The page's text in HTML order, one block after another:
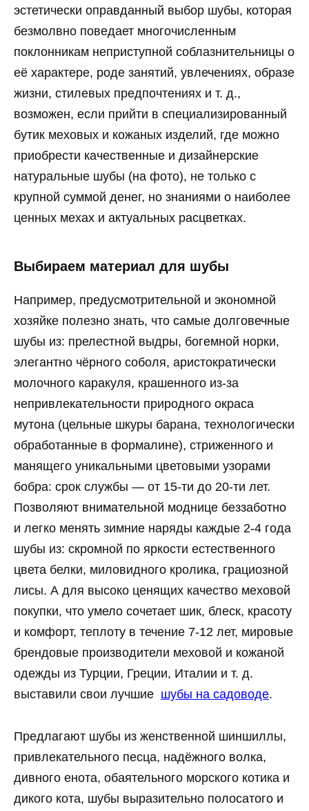
эстетически оправданный выбор шубы, которая
безмолвно поведает многочисленным
поклонникам неприступной соблазнительницы о
её характере, роде занятий, увлечениях, образе
жизни, стилевых предпочтениях и т. д.,
возможен, если прийти в специализированный
бутик меховых и кожаных изделий, где можно
приобрести качественные и дизайнерские
натуральные шубы (на фото), не только с
крупной суммой денег, но знаниями о наиболее
ценных мехах и актуальных расцветках.
Выбираем материал для шубы
Например, предусмотрительной и экономной
хозяйке полезно знать, что самые долговечные
шубы из: прелестной выдры, богемной норки,
элегантно чёрного соболя, аристократически
молочного каракуля, крашенного из-за
непривлекательности природного окраса
мутона (цельные шкуры барана, технологически
обработанные в формалине), стриженного и
манящего уникальными цветовыми узорами
бобра: срок службы — от 15-ти до 20-ти лет.
Позволяют внимательной моднице беззаботно
и легко менять зимние наряды каждые 2-4 года
шубы из: скромной по яркости естественного
цвета белки, миловидного кролика, грациозной
лисы. А для высоко ценящих качество меховой
покупки, что умело сочетает шик, блеск, красоту
и комфорт, теплоту в течение 7-12 лет, мировые
брендовые производители меховой и кожаной
одежды из Турции, Греции, Италии и т. д.
выставили свои лучшие шубы на садоводе.
Предлагают шубы из женственной шиншиллы,
привлекательного песца, надёжного волка,
дивного енота, обаятельного морского котика и
дикого кота, шубы выразительно полосатого и